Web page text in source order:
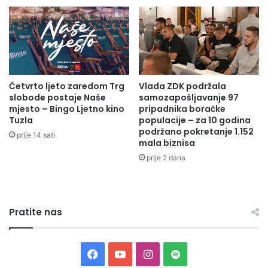
Radio Olovo /A.M
p
o
d
z
t
n
i
c
a
g
o
j
i
o
b
r
a
z
o
u
Četvrto ljeto zaredom Trg
slobode postaje Naše
mjesto – Bingo Ljetno kino
Tuzla
prije 14 sati
Vlada ZDK podržala
samozapošljavanje 97
pripadnika boračke
populacije – za 10 godina
podržano pokretanje 1.152
mala biznisa
prije 2 dana
Pratite nas
I
S